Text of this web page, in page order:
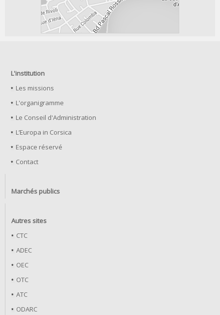
L'institution
Les missions
L'organigramme
Le Conseil d'Administration
L’Europa in Corsica
Espace réservé
Contact
Marchés publics
Autres sites
CTC
ADEC
OEC
OTC
ATC
ODARC